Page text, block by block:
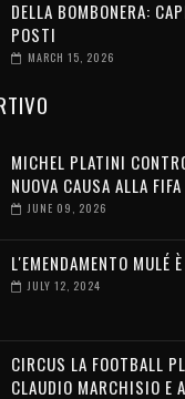
DELLA BOMBONERA:
POSTI
MARCH 15, 2026
MICHEL PLATINI
NUOVA CAUSA ALLA FIFA
JUNE 09, 2026
L'EMENDAMENTO MULÉ
JULY 12, 2024
CIRCUS LA FOOTBALL
CLAUDIO MARCHISIO E